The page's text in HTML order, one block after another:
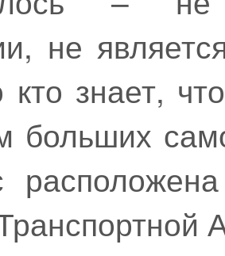
не
знает,
больших